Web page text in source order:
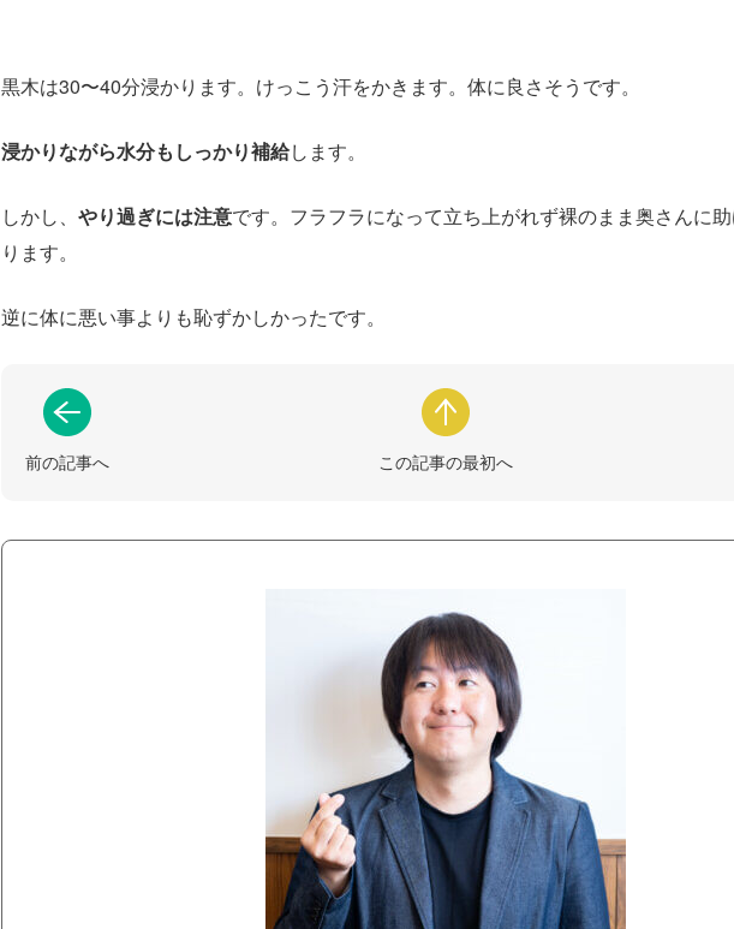
黒木は30〜40分浸かります。けっこう汗をかきます。体に良さそうです。
浸かりながら水分もしっかり補給します。
しかし、 やり過ぎには注意です。フラフラになって立ち上がれず裸のまま奥さんに
ります。
逆に体に悪い事よりも恥ずかしかったです。
前の記事へ この記事の最初へ